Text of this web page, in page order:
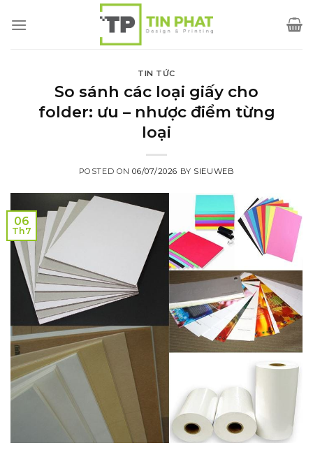
TIN TỨC
So sánh các loại giấy cho
folder: ưu – nhược điểm từng
loại
POSTED ON06/07/2026 BY SIEUWEB
06
Th7